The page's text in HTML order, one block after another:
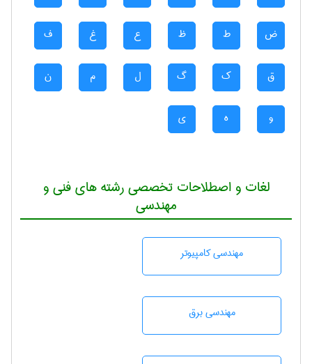
ض ط ظ ع غ ف
ق ک گ ل م ن
و ه ی
لغات و اصطلاحات تخصصی رشته های فنی و
مهندسی
مهندسی كامپيوتر
مهندسی برق